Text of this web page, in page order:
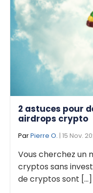
2 astuces pour
airdrops crypto
ParPierre O. | 15 Nov.
Vous cherchez un
cryptos sans
de cryptos sont [...]